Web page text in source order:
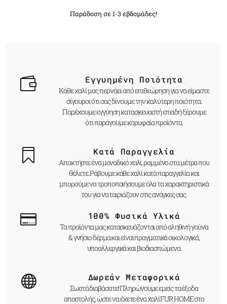
Παράδοση σε 1-3 εβδομάδες!
Εγγυημένη Ποιότητα
Κάθε χαλί μας περνάει από επιθεώρηση για να είμαστε
σίγουροι ότι σας δίνουμε την καλύτερη ποιότητα.
Παρέχουμε εγγύηση κατασκευαστή επειδή ξέρουμε
ότι παράγουμε κορυφαία προϊόντα.
Κατά Παραγγελία
Αποκτήστε ένα μοναδικό χαλί, ραμμένο στα μέτρα που
θέλετε. Ράβουμε κάθε χαλί κατά παραγγελία και
μπορούμε να τροποποιήσουμε όλα τα χαρακτηριστικά
του για να ταιριάζουν στις ανάγκες σας.
100% Φυσικά Υλικά
Τα προϊόντα μας κατασκευάζονται από αληθινή γούνα
& γνήσιο δέρμα και είναι πραγματικά οικολογικά,
υποαλλεργικά και βιοδιασπώμενα.
Δωρεάν Μεταφορικά
Σωστά διαβάσατε! Πληρώνουμε εμείς τα έξοδα
αποστολής, ώστε να έχετε ένα χαλί FUR HOME στο